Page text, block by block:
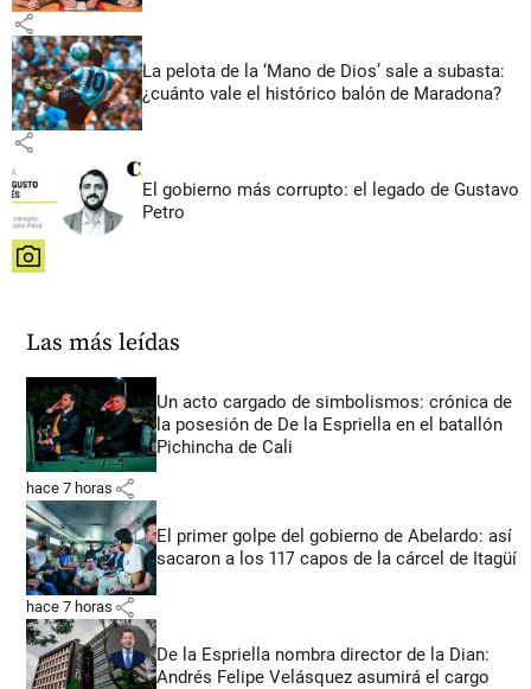
share
La pelota de la ‘Mano de Dios’ sale a subasta:
¿cuánto vale el histórico balón de Maradona?
share
El gobierno más corrupto: el legado de Gustavo
Petro
share
Las más leídas
Un acto cargado de simbolismos: crónica de
la posesión de De la Espriella en el batallón
Pichincha de Cali
hace 7 horas share
El primer golpe del gobierno de Abelardo: así
sacaron a los 117 capos de la cárcel de Itagüí
hace 7 horas share
De la Espriella nombra director de la Dian:
Andrés Felipe Velásquez asumirá el cargo